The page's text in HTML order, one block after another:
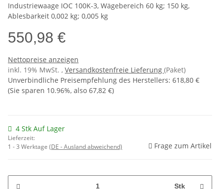
Industriewaage IOC 100K-3, Wägebereich 60 kg; 150 kg,
Ablesbarkeit 0,002 kg; 0,005 kg
550,98 €
Nettopreise anzeigen
inkl. 19% MwSt. , Versandkostenfreie Lieferung (Paket)
Unverbindliche Preisempfehlung des Herstellers: 618,80 €
(Sie sparen 10.96%, also 67,82 €)
4 Stk Auf Lager
Lieferzeit:
1 - 3 Werktage (DE - Ausland abweichend) Frage zum Artikel
Stk